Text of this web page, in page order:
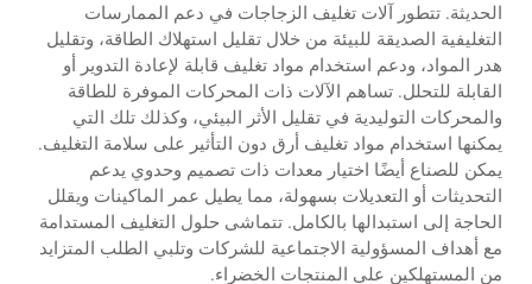
الحديثة. تتطور آلات تغليف الزجاجات في دعم الممارسات
التغليفية الصديقة للبيئة من خلال تقليل استهلاك الطاقة، وتقليل
هدر المواد، ودعم استخدام مواد تغليف قابلة لإعادة التدوير أو
القابلة للتحلل. تساهم الآلات ذات المحركات الموفرة للطاقة
والمحركات التوليدية في تقليل الأثر البيئي، وكذلك تلك التي
يمكنها استخدام مواد تغليف أرق دون التأثير على سلامة التغليف.
يمكن للصناع أيضًا اختيار معدات ذات تصميم وحدوي يدعم
التحديثات أو التعديلات بسهولة، مما يطيل عمر الماكينات ويقلل
الحاجة إلى استبدالها بالكامل. تتماشى حلول التغليف المستدامة
مع أهداف المسؤولية الاجتماعية للشركات وتلبي الطلب المتزايد
من المستهلكين على المنتجات الخضراء.